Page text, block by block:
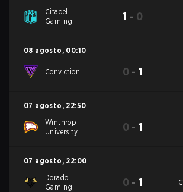
Citadel
Gaming
1 - 0
08 agosto , 00:10
Conviction 0 -1
07 agosto , 22:50
Winthrop
University
0 -1
07 agosto , 22:00
Dorado
Gaming
0 -1